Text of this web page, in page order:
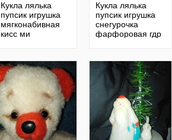
Кукла лялька
пупсик игрушка
мягконабивная
кисс ми
Кукла лялька
пупсик игрушка
снегурочка
фарфоровая гдр